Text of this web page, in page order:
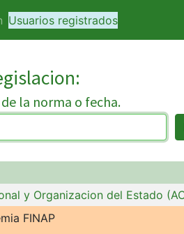
Usuarios registrados
la norma o fecha.
y Organizacion del Estado
FINAP